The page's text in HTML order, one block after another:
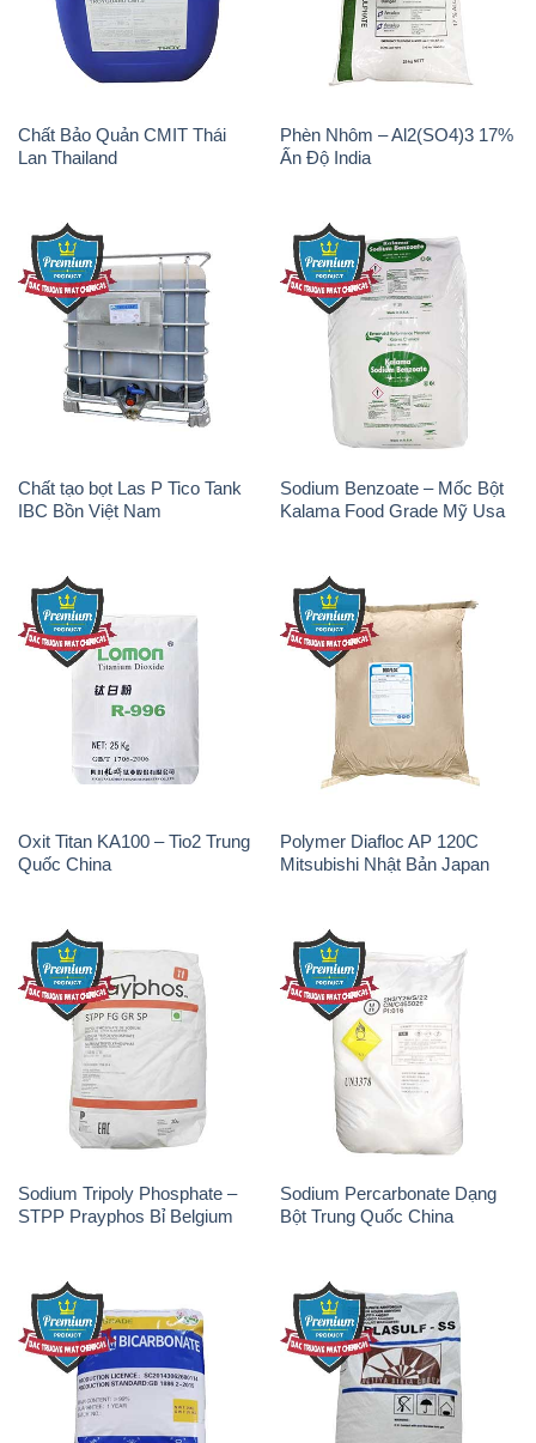
Chất Bảo Quản CMIT Thái
Lan Thailand
Phèn Nhôm – Al2(SO4)3 17%
Ấn Độ India
Chất tạo bọt Las P Tico Tank
IBC Bồn Việt Nam
Sodium Benzoate – Mốc Bột
Kalama Food Grade Mỹ Usa
Oxit Titan KA100 – Tio2 Trung
Quốc China
Polymer Diafloc AP 120C
Mitsubishi Nhật Bản Japan
Sodium Tripoly Phosphate –
STPP Prayphos Bỉ Belgium
Sodium Percarbonate Dạng
Bột Trung Quốc China